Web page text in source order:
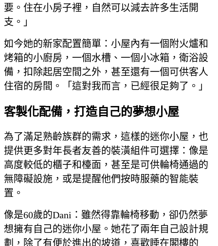
要。住在小房子裡，自然可以減去許多生活開
支。」
如今她的新家配置簡單：小屋內有一個附火爐和
烤箱的小廚房，一個水槽、一個小冰箱，衛浴設
備，扣除起居空間之外，甚至還有一個可供客人
住宿的房間。「這對我而言，已經很足夠了。」
客製化配備，打造自己的夢想小屋
為了滿足熟齡族群的需求，這樣的迷你小屋，也
提供更多對年長者友善的裝潢組件可選擇：像是
高度較低的櫃子和檯面，甚至是可供輪椅通過的
無障礙設施，或是提醒他們按時服藥的智能裝
置。
像是60歲的Dani：雖然得靠輪椅移動，卻仍然夢
想擁有自己的迷你小屋。她花了兩年自己設計規
劃，除了有便於進出的坡道，喜歡睡在閣樓的